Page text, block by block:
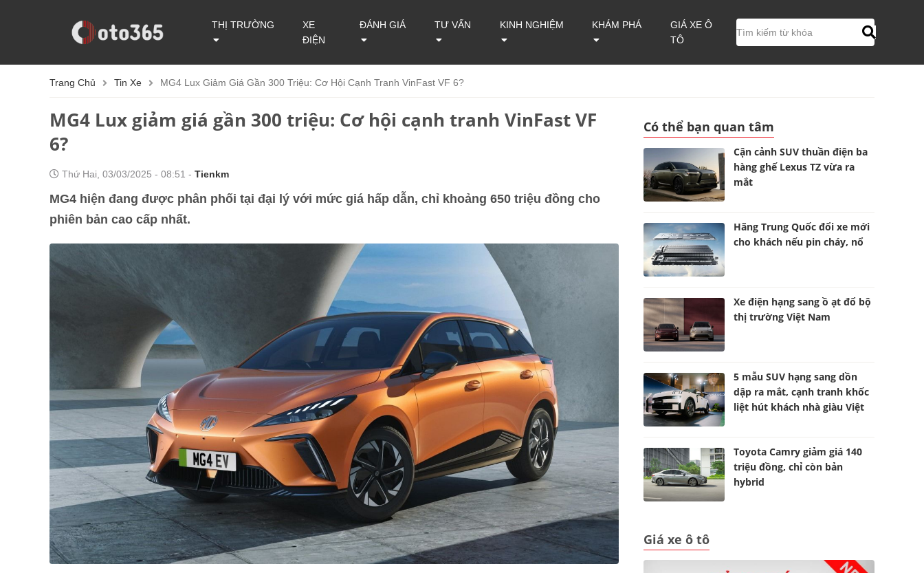
THỊ TRƯỜNG
XE
ĐIỆN
ĐÁNH GIÁ TƯ VẤN KINH NGHIỆM KHÁM PHÁ
GIÁ XE Ô
TÔ
Trang Chủ Tin Xe MG4 Lux Giảm Giá Gần 300 Triệu: Cơ Hội Cạnh Tranh VinFast VF 6?
MG4 Lux giảm giá gần 300 triệu: Cơ hội cạnh tranh VinFast VF
6?
Thứ Hai, 03/03/2025 - 08:51 - Tienkm
MG4 hiện đang được phân phối tại đại lý với mức giá hấp dẫn, chỉ khoảng 650 triệu đồng cho
phiên bản cao cấp nhất.
Có thể bạn quan tâm
Cận cảnh SUV thuần điện ba
hàng ghế Lexus TZ vừa ra
mắt
Hãng Trung Quốc đổi xe mới
cho khách nếu pin cháy, nổ
Xe điện hạng sang ồ ạt đổ bộ
thị trường Việt Nam
5 mẫu SUV hạng sang dồn
dập ra mắt, cạnh tranh khốc
liệt hút khách nhà giàu Việt
Toyota Camry giảm giá 140
triệu đồng, chỉ còn bản
hybrid
Giá xe ô tô